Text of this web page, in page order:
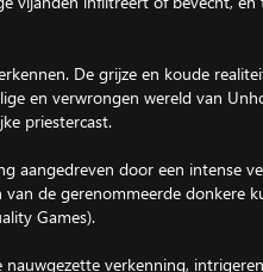
De grijze en koude
en verwrongen wereld van
priestercast.
aangedreven door een intense
de gerenommeerde donkere
Games).
nauwgezette verkenning,